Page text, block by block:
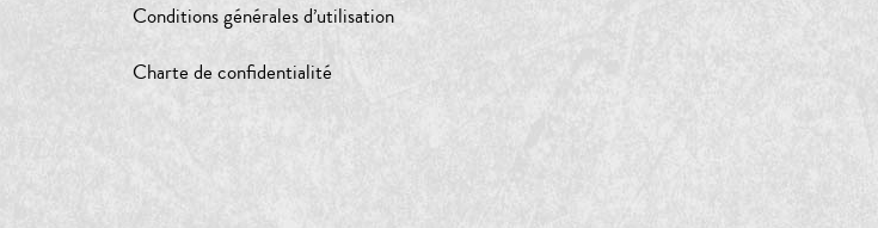
Conditions générales d’utilisation
Charte de confidentialité